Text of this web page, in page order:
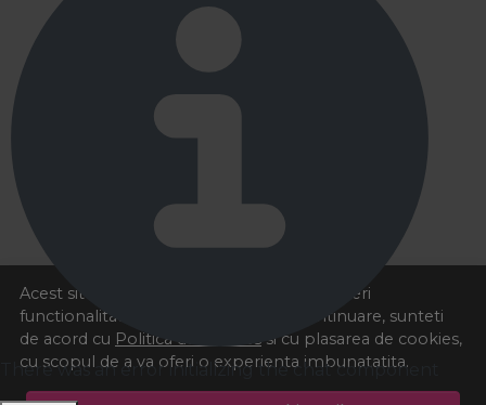
Acest site foloseste cookies pentru a va oferi
functionalitatea dorita. Navigand in continuare, sunteti
de acord cu Politica de cookies si cu plasarea de cookies,
cu scopul de a va oferi o experienta imbunatatita.
There was an error initializing the chat component